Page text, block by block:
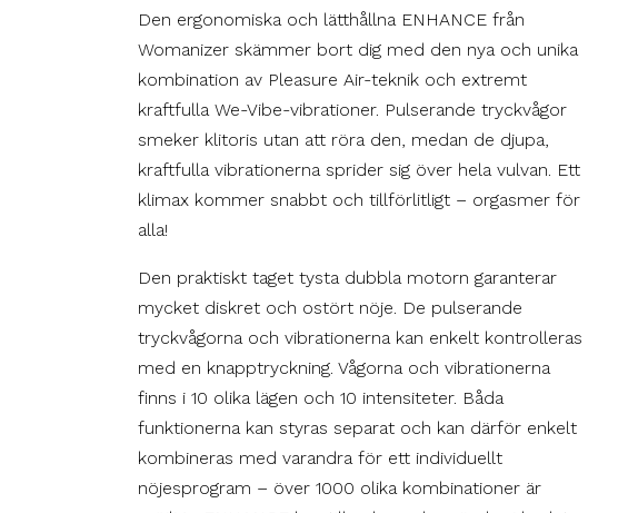
Den ergonomiska och lätthållna ENHANCE från
Womanizer skämmer bort dig med den nya och unika
kombination av Pleasure Air-teknik och extremt
kraftfulla We-Vibe-vibrationer. Pulserande tryckvågor
smeker klitoris utan att röra den, medan de djupa,
kraftfulla vibrationerna sprider sig över hela vulvan. Ett
klimax kommer snabbt och tillförlitligt – orgasmer för
alla!
Den praktiskt taget tysta dubbla motorn garanterar
mycket diskret och ostört nöje. De pulserande
tryckvågorna och vibrationerna kan enkelt kontrolleras
med en knapptryckning. Vågorna och vibrationerna
finns i 10 olika lägen och 10 intensiteter. Båda
funktionerna kan styras separat och kan därför enkelt
kombineras med varandra för ett individuellt
nöjesprogram – över 1000 olika kombinationer är